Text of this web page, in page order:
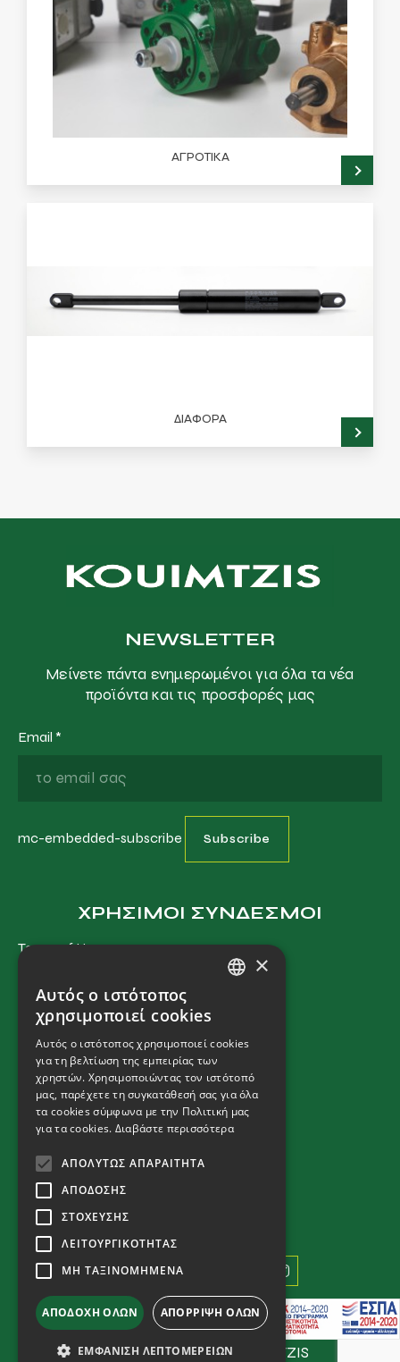
ΑΓΡΟΤΙΚΑ
ΔΙΑΦΟΡΑ
NEWSLETTER
Μείνετε πάντα ενημερωμένοι για όλα τα νέα
προϊόντα και τις προσφορές μας
Email *
mc-embedded-subscribe
ΧΡΗΣΙΜΟΙ ΣΥΝΔΕΣΜΟΙ
Terms of Use
Cookies Policy
Terms and Conditions
ΕΠΙΚΟΙΝΩΝΙΑ
Μηχανήματα
T:+ 30 2310 792 222
COPYRIGHT © 2026 KOUIMTZIS
×
Αυτός ο ιστότοπος
χρησιμοποιεί cookies
Αυτός ο ιστότοπος χρησιμοποιεί cookies
για τη βελτίωση της εμπειρίας των
χρηστών. Χρησιμοποιώντας τον ιστότοπό
μας, παρέχετε τη συγκατάθεσή σας για όλα
τα cookies σύμφωνα με την Πολιτική μας
για τα cookies. Διαβάστε περισσότερα
ΑΠΟΛΎΤΩΣ ΑΠΑΡΑΊΤΗΤΑ
ΑΠΌΔΟΣΗΣ
ΣΤΌΧΕΥΣΗΣ
ΛΕΙΤΟΥΡΓΙΚΌΤΗΤΑΣ
ΜΗ ΤΑΞΙΝΟΜΗΜΈΝΑ
ΑΠΟΔΟΧΉ ΌΛΩΝ ΑΠΌΡΡΙΨΗ ΌΛΩΝ
ΕΜΦΆΝΙΣΗ ΛΕΠΤΟΜΕΡΕΙΏΝ